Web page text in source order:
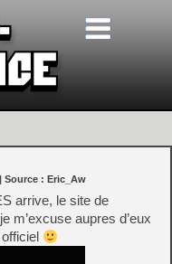
| Source : Eric_Aw
arrive, le site de
m’excuse aupres d’eux